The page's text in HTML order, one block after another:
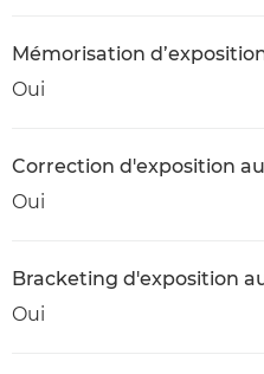
Mémorisation
Oui
Correction d'exposition
Oui
Bracketing d'exposition
Oui